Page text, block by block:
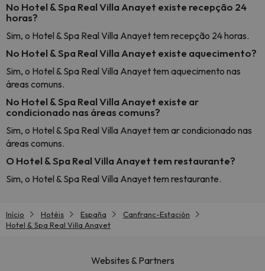
No Hotel & Spa Real Villa Anayet existe recepção 24
horas?
Sim, o Hotel & Spa Real Villa Anayet tem recepção 24 horas.
No Hotel & Spa Real Villa Anayet existe aquecimento?
Sim, o Hotel & Spa Real Villa Anayet tem aquecimento nas
áreas comuns.
No Hotel & Spa Real Villa Anayet existe ar
condicionado nas áreas comuns?
Sim, o Hotel & Spa Real Villa Anayet tem ar condicionado nas
áreas comuns.
O Hotel & Spa Real Villa Anayet tem restaurante?
Sim, o Hotel & Spa Real Villa Anayet tem restaurante.
Início Hotéis España
Canfranc-Estación
Hotel & Spa Real Villa Anayet
Websites & Partners